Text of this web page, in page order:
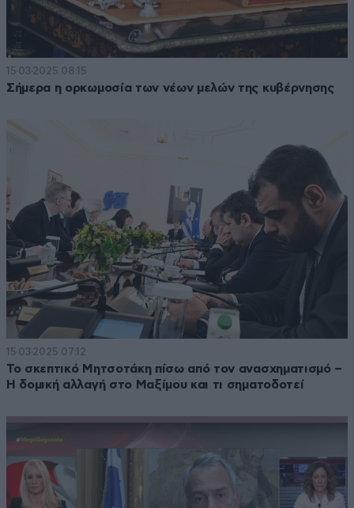
15·03·2025 08:15
Σήμερα η ορκωμοσία των νέων μελών της κυβέρνησης
15·03·2025 07:12
Το σκεπτικό Μητσοτάκη πίσω από τον ανασχηματισμό –
Η δομική αλλαγή στο Μαξίμου και τι σηματοδοτεί